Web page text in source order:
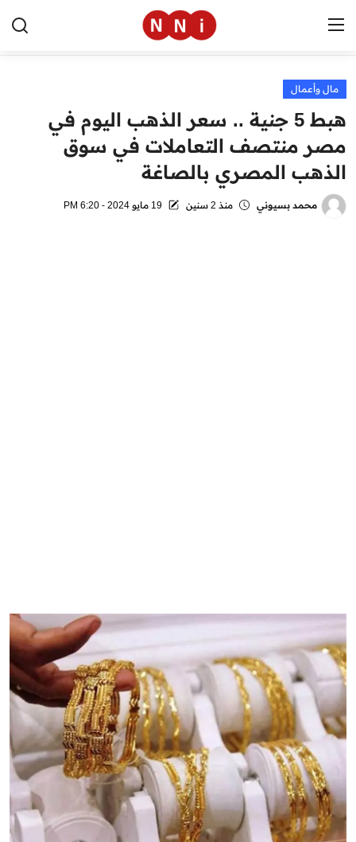
الرئيسية
اخبار مصر
العالم
الرياضة
مال وأعمال
هبط 5 جنية .. سعر الذهب اليوم في
مصر منتصف التعاملات في سوق
الذهب المصري بالصاغة
محمد بسيوني منذ 2 سنين 19 مايو 2024 - 6:20 PM